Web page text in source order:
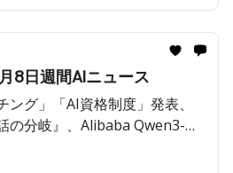
8日週間AIニュース
グ」「AI資格制度」発表、
の分岐』、Alibaba Qwen3-
デル公開など今週も重大AIニ